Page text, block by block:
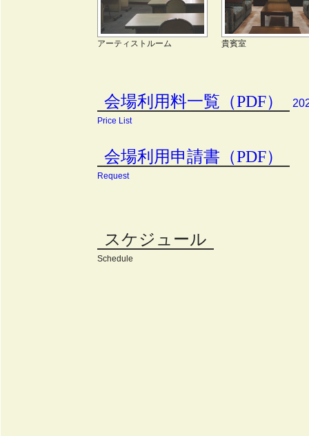
アーティストルーム 貴賓室
会場利用料一覧（PDF）
Price List
会場利用申請書（PDF）
Request
スケジュール
Schedule